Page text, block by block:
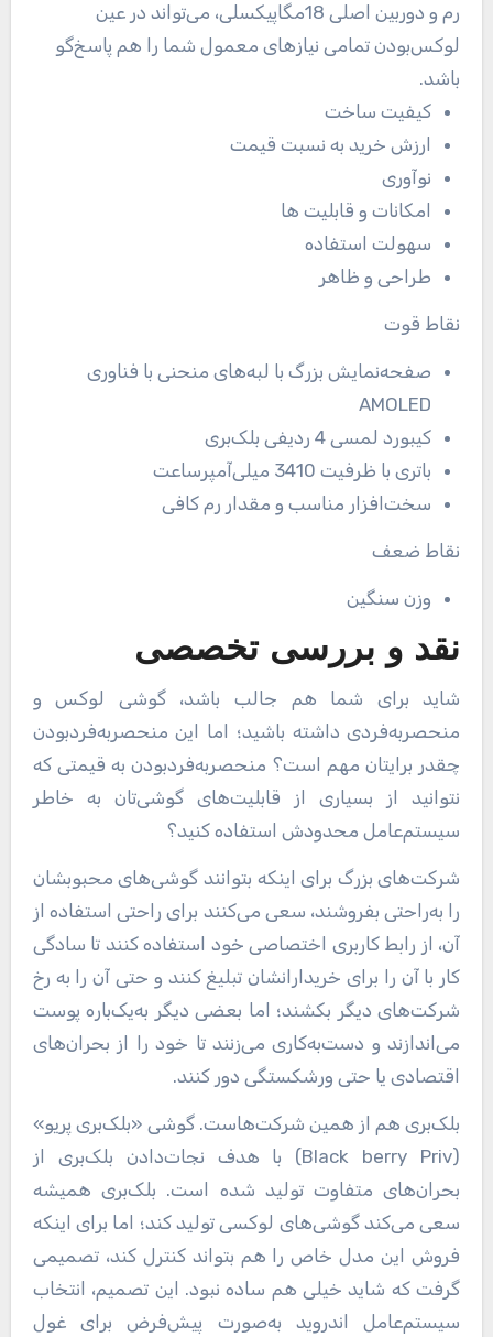
رم و دوربین‌ اصلی 18مگاپیکسلی، می‌تواند در عین
لوکس‌بودن تمامی نیاز‌های معمول شما را هم پاسخ‌گو
باشد.
کیفیت ساخت
ارزش خرید به نسبت قیمت
نوآوری
امکانات و قابلیت ها
سهولت استفاده
طراحی و ظاهر
نقاط قوت
صفحه‌نمایش بزرگ با لبه‌های منحنی با فناوری
AMOLED
کیبورد لمسی 4 ردیفی بلک‌بری
باتری با ظرفیت 3410 میلی‌آمپرساعت
سخت‌افزار مناسب و مقدار رم کافی
نقاط ضعف
وزن سنگین
نقد و بررسی تخصصی
شاید برای شما هم جالب باشد، گوشی لوکس و
منحصربه‌فردی داشته باشید؛ اما این منحصربه‌فردبودن
چقدر برایتان مهم است؟ منحصربه‌فردبودن به قیمتی که
نتوانید از بسیاری از قابلیت‌های گوشی‌تان به خاطر
سیستم‌عامل محدودش استفاده کنید؟
شرکت‌های بزرگ برای اینکه بتوانند گوشی‌های محبوبشان
را به‌راحتی بفروشند، سعی می‌کنند برای راحتی استفاده از
آن، از رابط کاربری اختصاصی خود استفاده کنند تا سادگی
کار با آن را برای خریدارانشان تبلیغ کنند و حتی آن را به رخ
شرکت‌های دیگر بکشند؛ اما بعضی دیگر به‌یک‌باره پوست
می‌اندازند و دست‌به‌کاری می‌زنند تا خود را از بحران‌های
اقتصادی یا حتی ورشکستگی دور کنند.
بلک‌بری هم از همین شرکت‌هاست. گوشی «بلک‌بری پریو»
(Black berry Priv) با هدف نجات‌دادن بلک‌بری از
بحران‌های متفاوت تولید شده است. بلک‌بری همیشه
سعی می‌کند گوشی‌های لوکسی تولید کند؛ اما برای اینکه
فروش این مدل خاص را هم بتواند کنترل کند، تصمیمی
گرفت که شاید خیلی هم ساده نبود. این تصمیم، انتخاب
سیستم‌عامل اندروید به‌صورت پیش‌فرض برای غول